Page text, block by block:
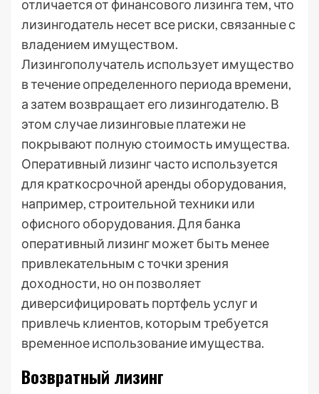
отличается от финансового лизинга тем, что
лизингодатель несет все риски, связанные с
владением имуществом.
Лизингополучатель использует имущество
в течение определенного периода времени,
а затем возвращает его лизингодателю. В
этом случае лизинговые платежи не
покрывают полную стоимость имущества.
Оперативный лизинг часто используется
для краткосрочной аренды оборудования,
например, строительной техники или
офисного оборудования. Для банка
оперативный лизинг может быть менее
привлекательным с точки зрения
доходности, но он позволяет
диверсифицировать портфель услуг и
привлечь клиентов, которым требуется
временное использование имущества.
Возвратный лизинг